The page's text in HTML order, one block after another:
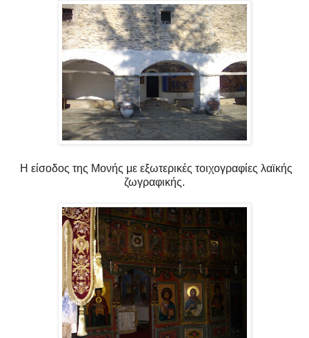
Η είσοδος της Μονής με εξωτερικές τοιχογραφίες λαϊκής
ζωγραφικής.